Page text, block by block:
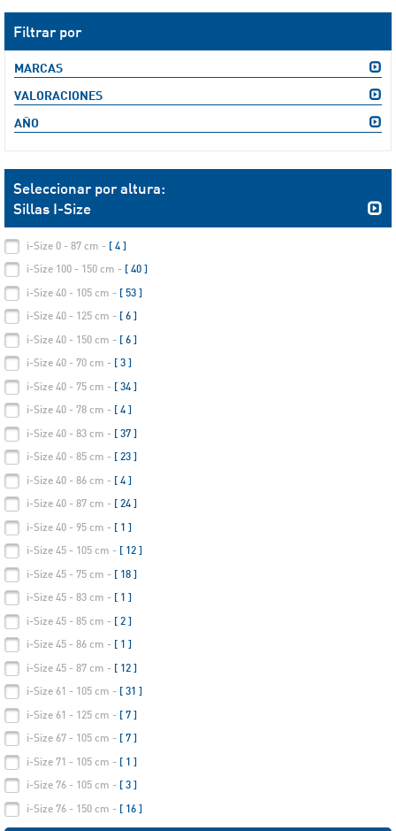
Filtrar por
MARCAS
VALORACIONES
AÑO
Seleccionar por altura:
Sillas I-Size
i-Size 0 - 87 cm - [ 4 ]
i-Size 100 - 150 cm - [ 40 ]
i-Size 40 - 105 cm - [ 53 ]
i-Size 40 - 125 cm - [ 6 ]
i-Size 40 - 150 cm - [ 6 ]
i-Size 40 - 70 cm - [ 3 ]
i-Size 40 - 75 cm - [ 34 ]
i-Size 40 - 78 cm - [ 4 ]
i-Size 40 - 83 cm - [ 37 ]
i-Size 40 - 85 cm - [ 23 ]
i-Size 40 - 86 cm - [ 4 ]
i-Size 40 - 87 cm - [ 24 ]
i-Size 40 - 95 cm - [ 1 ]
i-Size 45 - 105 cm - [ 12 ]
i-Size 45 - 75 cm - [ 18 ]
i-Size 45 - 83 cm - [ 1 ]
i-Size 45 - 85 cm - [ 2 ]
i-Size 45 - 86 cm - [ 1 ]
i-Size 45 - 87 cm - [ 12 ]
i-Size 61 - 105 cm - [ 31 ]
i-Size 61 - 125 cm - [ 7 ]
i-Size 67 - 105 cm - [ 7 ]
i-Size 71 - 105 cm - [ 1 ]
i-Size 76 - 105 cm - [ 3 ]
i-Size 76 - 150 cm - [ 16 ]